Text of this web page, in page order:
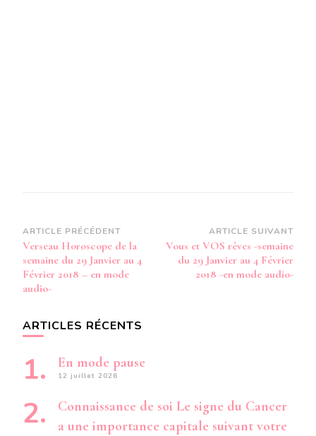
Navigation
d’article
ARTICLE PRÉCÉDENT
Verseau Horoscope de la
semaine du 29 Janvier au 4
Février 2018 – en mode
audio-
ARTICLE SUIVANT
Vous et VOS rêves -semaine
du 29 Janvier au 4 Février
2018 -en mode audio-
ARTICLES RÉCENTS
En mode pause
12 juillet 2026
Connaissance de soi Le signe du Cancer
a une importance capitale suivant votre